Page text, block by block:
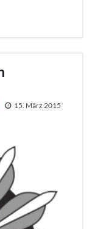
15. März 2015